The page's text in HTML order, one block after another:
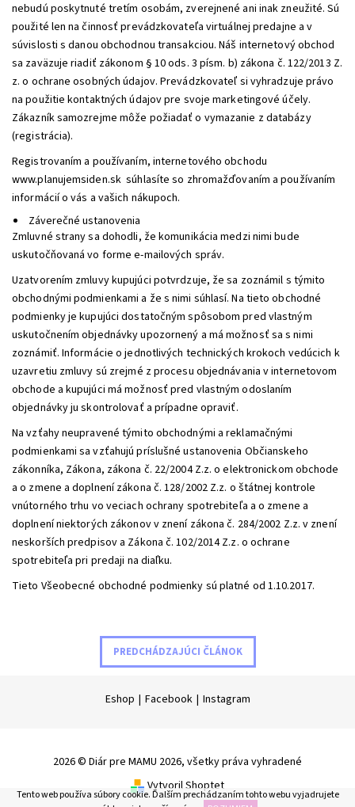
nebudú poskytnuté tretím osobám, zverejnené ani inak zneužité. Sú
použité len na činnosť prevádzkovateľa virtuálnej predajne a v
súvislosti s danou obchodnou transakciou. Náš internetový obchod
sa zaväzuje riadiť zákonom § 10 ods. 3 písm. b) zákona č. 122/2013 Z.
z. o ochrane osobných údajov. Prevádzkovateľ si vyhradzuje právo
na použitie kontaktných údajov pre svoje marketingové účely.
Zákazník samozrejme môže požiadať o vymazanie z databázy
(registrácia).
Registrovaním a používaním, internetového obchodu
www.planujemsiden.sk súhlasíte so zhromažďovaním a používaním
informácií o vás a vašich nákupoch.
Záverečné ustanovenia
Zmluvné strany sa dohodli, že komunikácia medzi nimi bude
uskutočňovaná vo forme e-mailových správ.
Uzatvorením zmluvy kupujúci potvrdzuje, že sa zoznámil s týmito
obchodnými podmienkami a že s nimi súhlasí. Na tieto obchodné
podmienky je kupujúci dostatočným spôsobom pred vlastným
uskutočnením objednávky upozornený a má možnosť sa s nimi
zoznámiť. Informácie o jednotlivých technických krokoch vedúcich k
uzavretiu zmluvy sú zrejmé z procesu objednávania v internetovom
obchode a kupujúci má možnosť pred vlastným odoslaním
objednávky ju skontrolovať a prípadne opraviť.
Na vzťahy neupravené týmito obchodnými a reklamačnými
podmienkami sa vzťahujú príslušné ustanovenia Občianskeho
zákonníka, Zákona, zákona č. 22/2004 Z.z. o elektronickom obchode
a o zmene a doplnení zákona č. 128/2002 Z.z. o štátnej kontrole
vnútorného trhu vo veciach ochrany spotrebiteľa a o zmene a
doplnení niektorých zákonov v znení zákona č. 284/2002 Z.z. v znení
neskorších predpisov a Zákona č. 102/2014 Z.z. o ochrane
spotrebiteľa pri predaji na diaľku.
Tieto Všeobecné obchodné podmienky sú platné od 1.10.2017.
PREDCHÁDZAJÚCI ČLÁNOK
Eshop | Facebook | Instagram
2026 © Diár pre MAMU 2026, všetky práva vyhradené
Vytvoril Shoptet
Tento web používa súbory cookie. Ďalším prechádzaním tohto webu vyjadrujete